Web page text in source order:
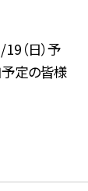
（日）予
予定の皆様